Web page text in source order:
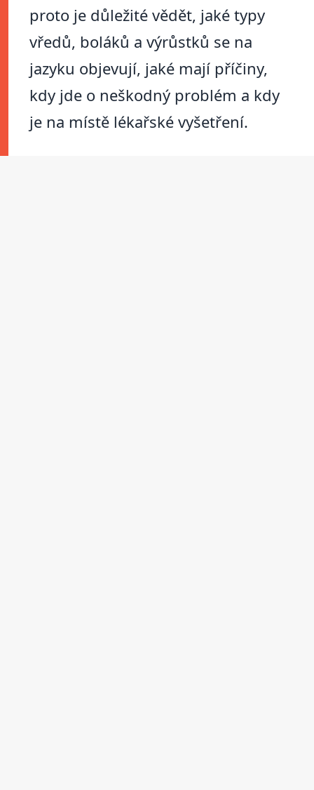
proto je důležité vědět, jaké typy
vředů, boláků a výrůstků se na
jazyku objevují, jaké mají příčiny,
kdy jde o neškodný problém a kdy
je na místě lékařské vyšetření.